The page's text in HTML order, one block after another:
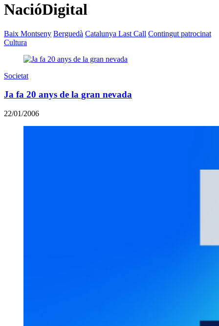
NacióDigital
Baix Montseny Berguedà Catalunya Last Call Contingut patrocinat
Cultura
Societat
Ja fa 20 anys de la gran nevada
22/01/2006